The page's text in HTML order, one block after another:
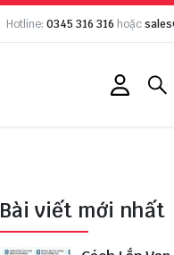
Hotline: 0345 316 316 hoặc
Bài viết mới nhất